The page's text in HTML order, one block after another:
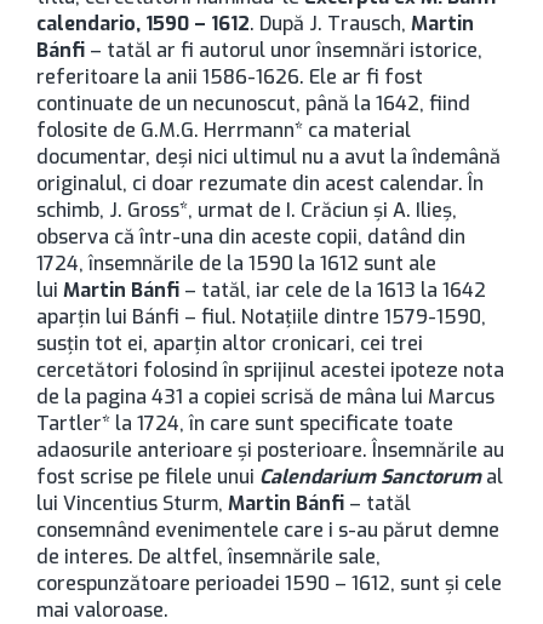
calendario, 1590 – 1612. După J. Trausch, Martin
Bánfi – tatăl ar fi autorul unor însemnări istorice,
referitoare la anii 1586-1626. Ele ar fi fost
continuate de un necunoscut, până la 1642, fiind
folosite de G.M.G. Herrmann* ca material
documentar, deşi nici ultimul nu a avut la îndemână
originalul, ci doar rezumate din acest calendar. În
schimb, J. Gross*, urmat de I. Crăciun şi A. Ilieş,
observa că într-una din aceste copii, datând din
1724, însemnările de la 1590 la 1612 sunt ale
lui Martin Bánfi – tatăl, iar cele de la 1613 la 1642
aparţin lui Bánfi – fiul. Notaţiile dintre 1579-1590,
susţin tot ei, aparţin altor cronicari, cei trei
cercetători folosind în sprijinul acestei ipoteze nota
de la pagina 431 a copiei scrisă de mâna lui Marcus
Tartler* la 1724, în care sunt specificate toate
adaosurile anterioare şi posterioare. Însemnările au
fost scrise pe filele unui Calendarium Sanctorumal
lui Vincentius Sturm, Martin Bánfi – tatăl
consemnând evenimentele care i s-au părut demne
de interes. De altfel, însemnările sale,
corespunzătoare perioadei 1590 – 1612, sunt şi cele
mai valoroase.